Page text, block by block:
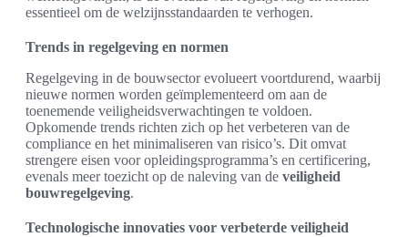
essentieel om de welzijnsstandaarden te verhogen.
Trends in regelgeving en normen
Regelgeving in de bouwsector evolueert voortdurend, waarbij
nieuwe normen worden geïmplementeerd om aan de
toenemende veiligheidsverwachtingen te voldoen.
Opkomende trends richten zich op het verbeteren van de
compliance en het minimaliseren van risico’s. Dit omvat
strengere eisen voor opleidingsprogramma’s en certificering,
evenals meer toezicht op de naleving van de veiligheid
bouwregelgeving.
Technologische innovaties voor verbeterde veiligheid